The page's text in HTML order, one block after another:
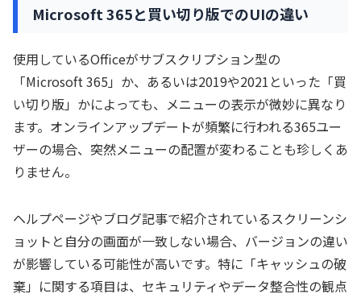
Microsoft 365と買い切り版でのUIの違い
使用しているOfficeがサブスクリプション型の
「Microsoft 365」か、あるいは2019や2021といった「買
い切り版」かによっても、メニューの表示が微妙に異なり
ます。オンラインアップデートが頻繁に行われる365ユー
ザーの場合、突然メニューの配置が変わることも珍しくあ
りません。
ヘルプページやブログ記事で紹介されているスクリーンシ
ョットと自分の画面が一致しない場合、バージョンの違い
が影響している可能性が高いです。特に「キャッシュの破
棄」に関する項目は、セキュリティやデータ整合性の観点